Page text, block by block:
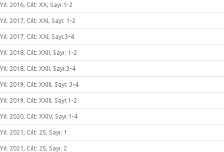
Yıl: 2016, Cilt: XX, Sayı:1-2
Yıl: 2017, Cilt: XXI, Sayı: 1-2
Yıl: 2017, Cilt: XXI, Sayı:3-4
Yıl: 2018, Cilt: XXII, Sayı: 1-2
Yıl: 2018, Cilt: XXII, Sayı:3-4
Yıl: 2019, Cilt: XXIII, Sayı: 3-4
Yıl: 2019, Cilt: XXIII, Sayı:1-2
Yıl: 2020, Cilt: XXIV, Sayı:1-4
Yıl: 2021, Cilt: 25, Sayı: 1
Yıl: 2021, Cilt: 25, Sayı: 2